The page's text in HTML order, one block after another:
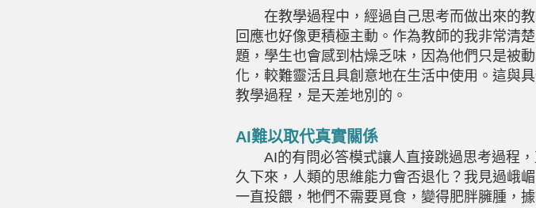
在教學過程中，經過自己思考而做出來的教
回應也好像更積極主動。作為教師的我非常清
題，學生也會感到枯燥乏味，因為他們只是被
化，較難靈活且具創意地在生活中使用。這與
教學過程，是天差地別的。
AI難以取代真實關係
AI的有問必答模式讓人直接跳過思考過程，
久下來，人類的思維能力會否退化？我見過峨
一直投餵，牠們不需要覓食，變得肥胖臃腫，